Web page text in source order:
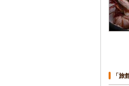
「